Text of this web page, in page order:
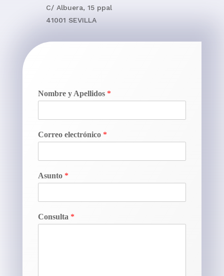
C/ Albuera, 15 ppal
41001 SEVILLA
Nombre y Apellidos *
Correo electrónico *
Asunto *
Consulta *